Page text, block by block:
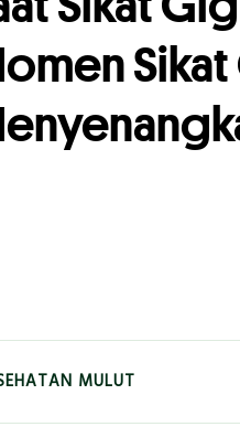
MULUT